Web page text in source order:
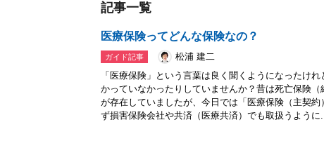
記事一覧
医療保険ってどんな保険なの？
ガイド記事
松浦 建二
「医療保険」という言葉は良く聞くようになったけ
かっていなかったりしていませんか？昔は死亡保険
が存在していましたが、今日では「医療保険（主契
ず損害保険会社や共済（医療共済）でも取扱うように